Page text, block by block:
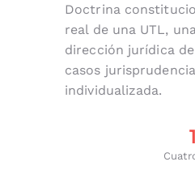
Doctrina
real de una UTL,
dirección jurídica
casos
individualizada.